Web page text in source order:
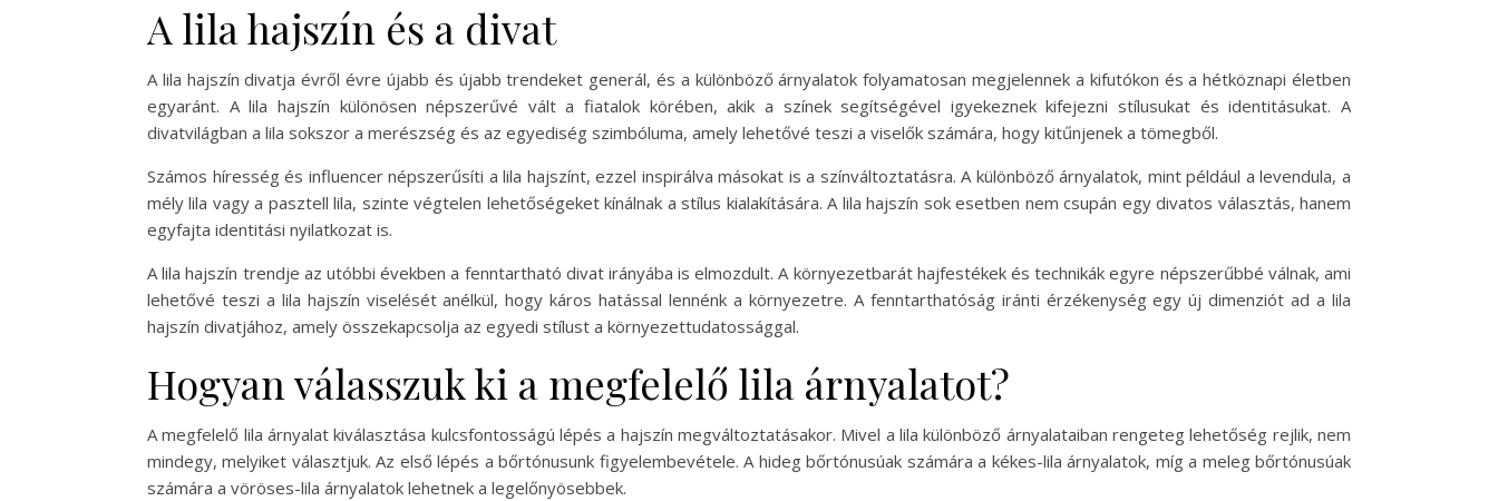
A lila hajszín és a divat
A lila hajszín divatja évről évre újabb és újabb trendeket generál, és a különböző árnyalatok folyamatosan megjelennek a kifutókon és a hétköznapi életben
egyaránt. A lila hajszín különösen népszerűvé vált a fiatalok körében, akik a színek segítségével igyekeznek kifejezni stílusukat és identitásukat. A
divatvilágban a lila sokszor a merészség és az egyediség szimbóluma, amely lehetővé teszi a viselők számára, hogy kitűnjenek a tömegből.
Számos híresség és influencer népszerűsíti a lila hajszínt, ezzel inspirálva másokat is a színváltoztatásra. A különböző árnyalatok, mint például a levendula, a
mély lila vagy a pasztell lila, szinte végtelen lehetőségeket kínálnak a stílus kialakítására. A lila hajszín sok esetben nem csupán egy divatos választás, hanem
egyfajta identitási nyilatkozat is.
A lila hajszín trendje az utóbbi években a fenntartható divat irányába is elmozdult. A környezetbarát hajfestékek és technikák egyre népszerűbbé válnak, ami
lehetővé teszi a lila hajszín viselését anélkül, hogy káros hatással lennénk a környezetre. A fenntarthatóság iránti érzékenység egy új dimenziót ad a lila
hajszín divatjához, amely összekapcsolja az egyedi stílust a környezettudatossággal.
Hogyan válasszuk ki a megfelelő lila árnyalatot?
A megfelelő lila árnyalat kiválasztása kulcsfontosságú lépés a hajszín megváltoztatásakor. Mivel a lila különböző árnyalataiban rengeteg lehetőség rejlik, nem
mindegy, melyiket választjuk. Az első lépés a bőrtónusunk figyelembevétele. A hideg bőrtónusúak számára a kékes-lila árnyalatok, míg a meleg bőrtónusúak
számára a vöröses-lila árnyalatok lehetnek a legelőnyösebbek.